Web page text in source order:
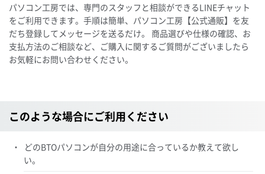
パソコン工房では、専門のスタッフと相談ができるLINEチャット
をご利用できます。手順は簡単、パソコン工房【公式通販】を友
だち登録してメッセージを送るだけ。 商品選びや仕様の確認、お
支払方法のご相談など、ご購入に関するご質問がございましたら
お気軽にお問い合わせください。
このような場合にご利用ください
どのBTOパソコンが自分の用途に合っているか教えて欲し
い。